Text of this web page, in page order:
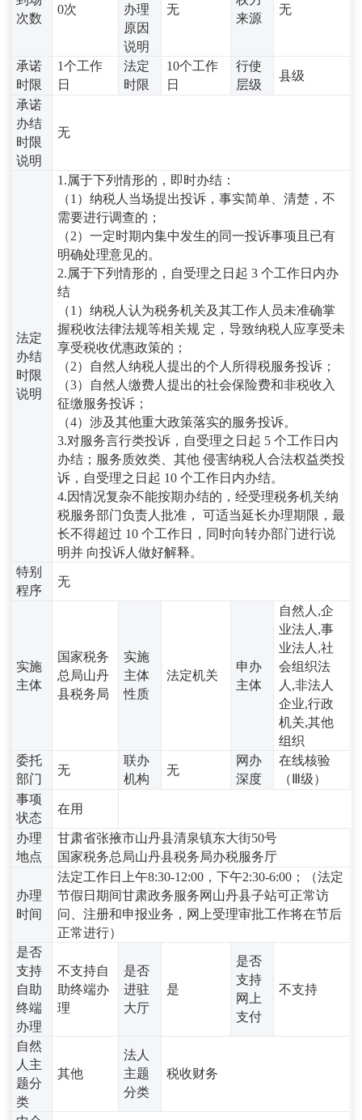
次数
0次
办理
原因
说明
无
来源
无
承诺
时限
1个工作
日
法定
时限
10个工作
日
行使
层级
县级
承诺
办结
时限
说明
无
法定
办结
时限
说明
1.属于下列情形的，即时办结：
（1）纳税人当场提出投诉，事实简单、清楚，不
需要进行调查的；
（2）一定时期内集中发生的同一投诉事项且已有
明确处理意见的。
2.属于下列情形的，自受理之日起 3 个工作日内办
结
（1）纳税人认为税务机关及其工作人员未准确掌
握税收法律法规等相关规 定，导致纳税人应享受未
享受税收优惠政策的；
（2）自然人纳税人提出的个人所得税服务投诉；
（3）自然人缴费人提出的社会保险费和非税收入
征缴服务投诉；
（4）涉及其他重大政策落实的服务投诉。
3.对服务言行类投诉，自受理之日起 5 个工作日内
办结；服务质效类、其他 侵害纳税人合法权益类投
诉，自受理之日起 10 个工作日内办结。
4.因情况复杂不能按期办结的，经受理税务机关纳
税服务部门负责人批准， 可适当延长办理期限，最
长不得超过 10 个工作日，同时向转办部门进行说
明并 向投诉人做好解释。
特别
程序
无
实施
主体
国家税务
总局山丹
县税务局
实施
主体
性质
法定机关
申办
主体
自然人,企
业法人,事
业法人,社
会组织法
人,非法人
企业,行政
机关,其他
组织
委托
部门
无
联办
机构
无
网办
深度
在线核验
（Ⅲ级）
事项
状态
在用
办理
地点
甘肃省张掖市山丹县清泉镇东大街50号
国家税务总局山丹县税务局办税服务厅
办理
时间
法定工作日上午8:30-12:00，下午2:30-6:00；（法定
节假日期间甘肃政务服务网山丹县子站可正常访
问、注册和申报业务，网上受理审批工作将在节后
正常进行）
是否
支持
自助
终端
办理
不支持自
助终端办
理
是否
进驻
大厅
是
是否
支持
网上
支付
不支持
自然
人主
题分
类
其他
法人
主题
分类
税收财务